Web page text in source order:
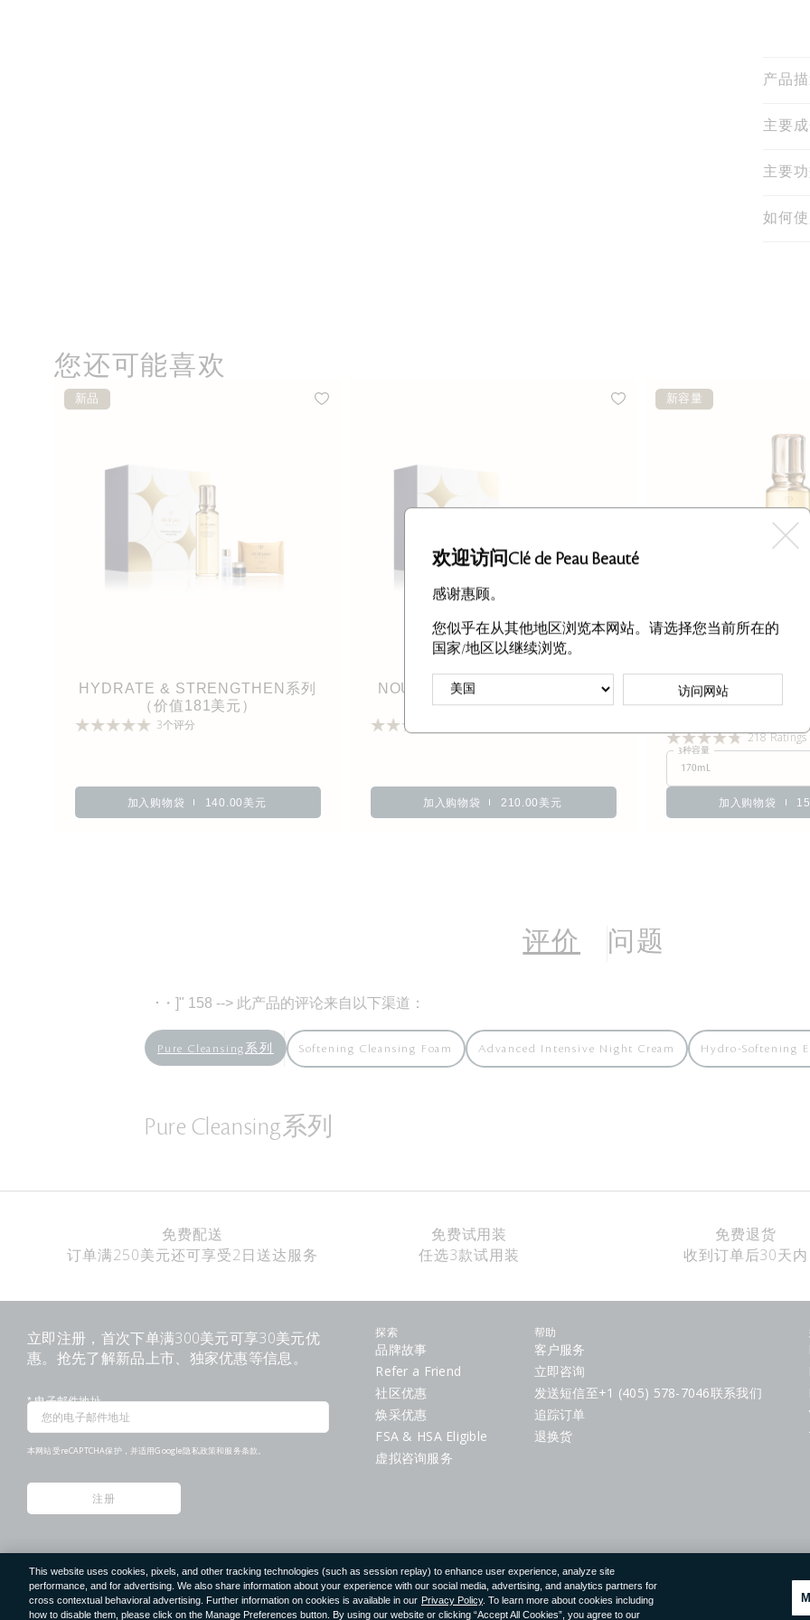
产品
主要
主要
如何使
您还可能喜欢
新品
HYDRATE & STRENGTHEN系列
（价值181美元）
3个评分
加入购物袋 140.00美元
NOURISH & HYDRATE系列（价
值294美元）
加入购物袋 210.00美元
新容量
HYDRO-
为正常至干性肌肤补水保
218 Ratings
3种容量
170mL
加入购物袋
评价 问题
･ ・]" 158 --> 此产品的评论来自以下渠道：
Pure Cleansing系列 Softening Cleansing Foam Advanced Intensive Night Cream Hydro-Softening
Pure Cleansing系列
免费配送
订单满250美元还可享受2日送达服务
免费试用装
任选3款试用装
免费退货
收到订单后30天内
立即注册，首次下单满300美元可享30美元优
惠。抢先了解新品上市、独家优惠等信息。
*电子邮件地址
本网站受reCAPTCHA保护，并适用Google隐私政策和服务条款。
注册
探索
品牌故事
Refer a Friend
社区优惠
焕采优惠
FSA & HSA Eligible
虚拟咨询服务
帮助
客户服务
立即咨询
发送短信至+1 (405) 578-7046联系我们
追踪订单
退换货
©2026Clé de Peau Beauté Co.,Ltd. 版权所有。
This website uses cookies, pixels, and other tracking technologies (such as session replay) to enhance user experience, analyze site
performance, and for advertising. We also share information about your experience with our social media, advertising, and analytics partners for
cross contextual behavioral advertising. Further information on cookies is available in our Privacy Policy. To learn more about cookies including
how to disable them, please click on the Manage Preferences button. By using our website or clicking “Accept All Cookies”, you agree to our
欢迎访问Clé de Peau Beauté
感谢惠顾。
您似乎在从其他地区浏览本网站。请选择您当前所在的
国家/地区以继续浏览。
访问网站